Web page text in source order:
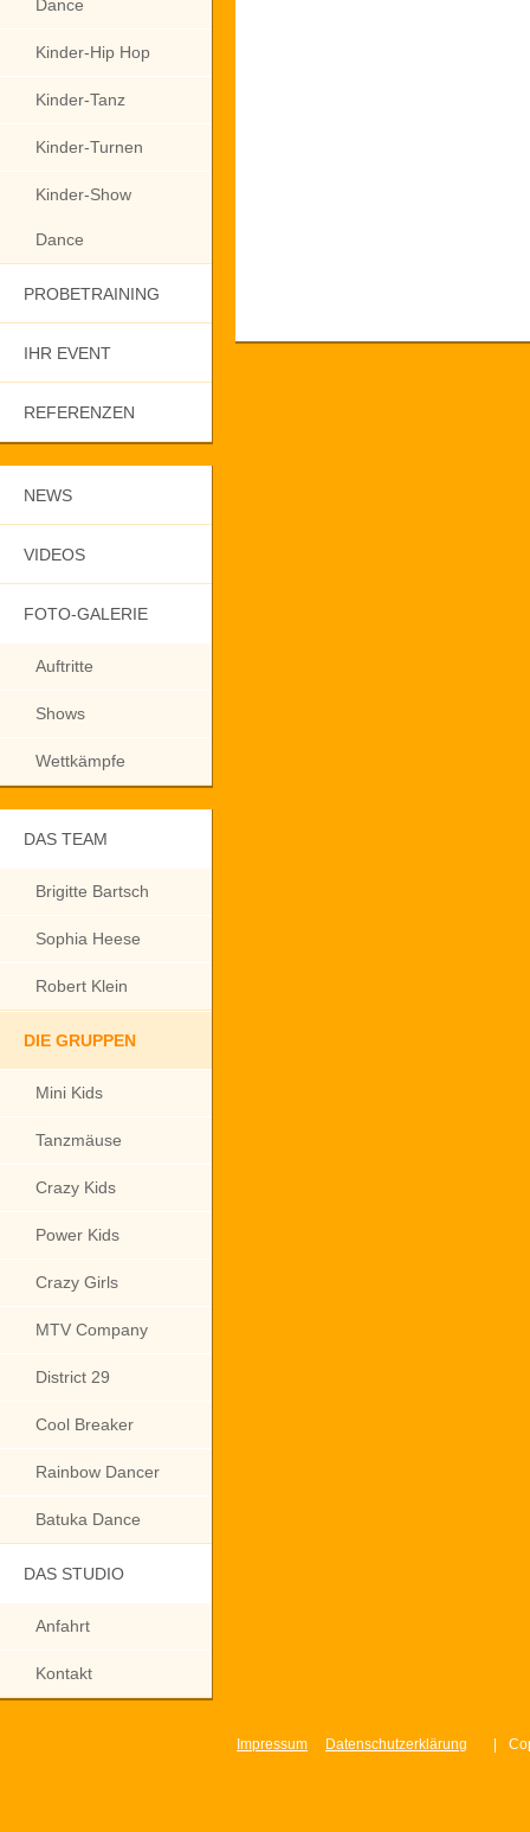
Dance
Kinder-Hip Hop
Kinder-Tanz
Kinder-Turnen
Kinder-Show
Dance
PROBETRAINING
IHR EVENT
REFERENZEN
NEWS
VIDEOS
FOTO-GALERIE
Auftritte
Shows
Wettkämpfe
DAS TEAM
Brigitte Bartsch
Sophia Heese
Robert Klein
DIE GRUPPEN
Mini Kids
Tanzmäuse
Crazy Kids
Power Kids
Crazy Girls
MTV Company
District 29
Cool Breaker
Rainbow Dancer
Batuka Dance
DAS STUDIO
Anfahrt
Kontakt
Impressum Datenschutzerklärung